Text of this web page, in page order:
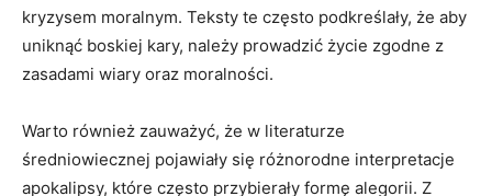
kryzysem moralnym. Teksty te często podkreślały, że aby
uniknąć​ boskiej kary, należy prowadzić życie zgodne z
zasadami wiary oraz⁤ moralności.
Warto również zauważyć, ‍że w literaturze
średniowiecznej pojawiały się różnorodne interpretacje
apokalipsy, które często przybierały formę alegorii. Z